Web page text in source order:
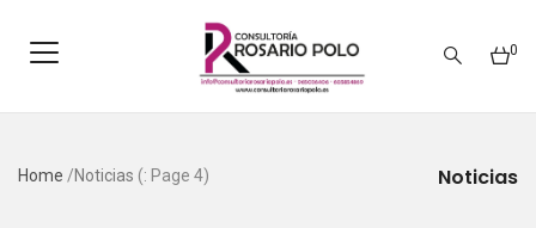
0
Noticias
Home /Noticias (: Page 4)